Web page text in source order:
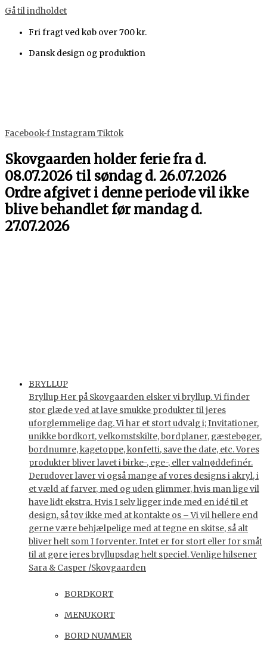
Gå til indholdet
Fri fragt ved køb over 700 kr.
Dansk design og produktion
Facebook-fInstagramTiktok
Skovgaarden holder ferie fra d.
08.07.2026 til søndag d. 26.07.2026
Ordre afgivet i denne periode vil ikke
blive behandlet før mandag d.
27.07.2026
BRYLLUP
Bryllup Her på Skovgaarden elsker vi bryllup. Vi finder
stor glæde ved at lave smukke produkter til jeres
uforglemmelige dag. Vi har et stort udvalg i; Invitationer,
unikke bordkort, velkomstskilte, bordplaner, gæstebøger,
bordnumre, kagetoppe, konfetti, save the date, etc. Vores
produkter bliver lavet i birke-, ege-, eller valnøddefinér.
Derudover laver vi også mange af vores designs i akryl, i
et væld af farver, med og uden glimmer, hvis man lige vil
have lidt ekstra. Hvis I selv ligger inde med en idé til et
design, så tøv ikke med at kontakte os – Vi vil hellere end
gerne være behjælpelige med at tegne en skitse, så alt
bliver helt som I forventer. Intet er for stort eller for småt
til at gøre jeres bryllupsdag helt speciel. Venlige hilsener
Sara & Casper /Skovgaarden
BORDKORT
MENUKORT
BORD NUMMER